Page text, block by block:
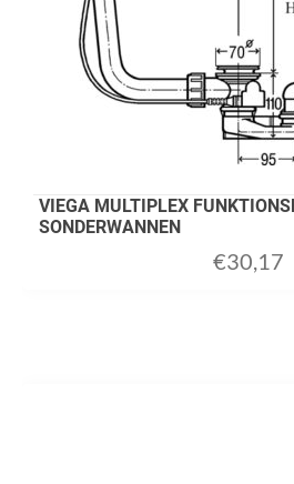
VIEGA MULTIPLEX
SONDERWANNEN
€30,17